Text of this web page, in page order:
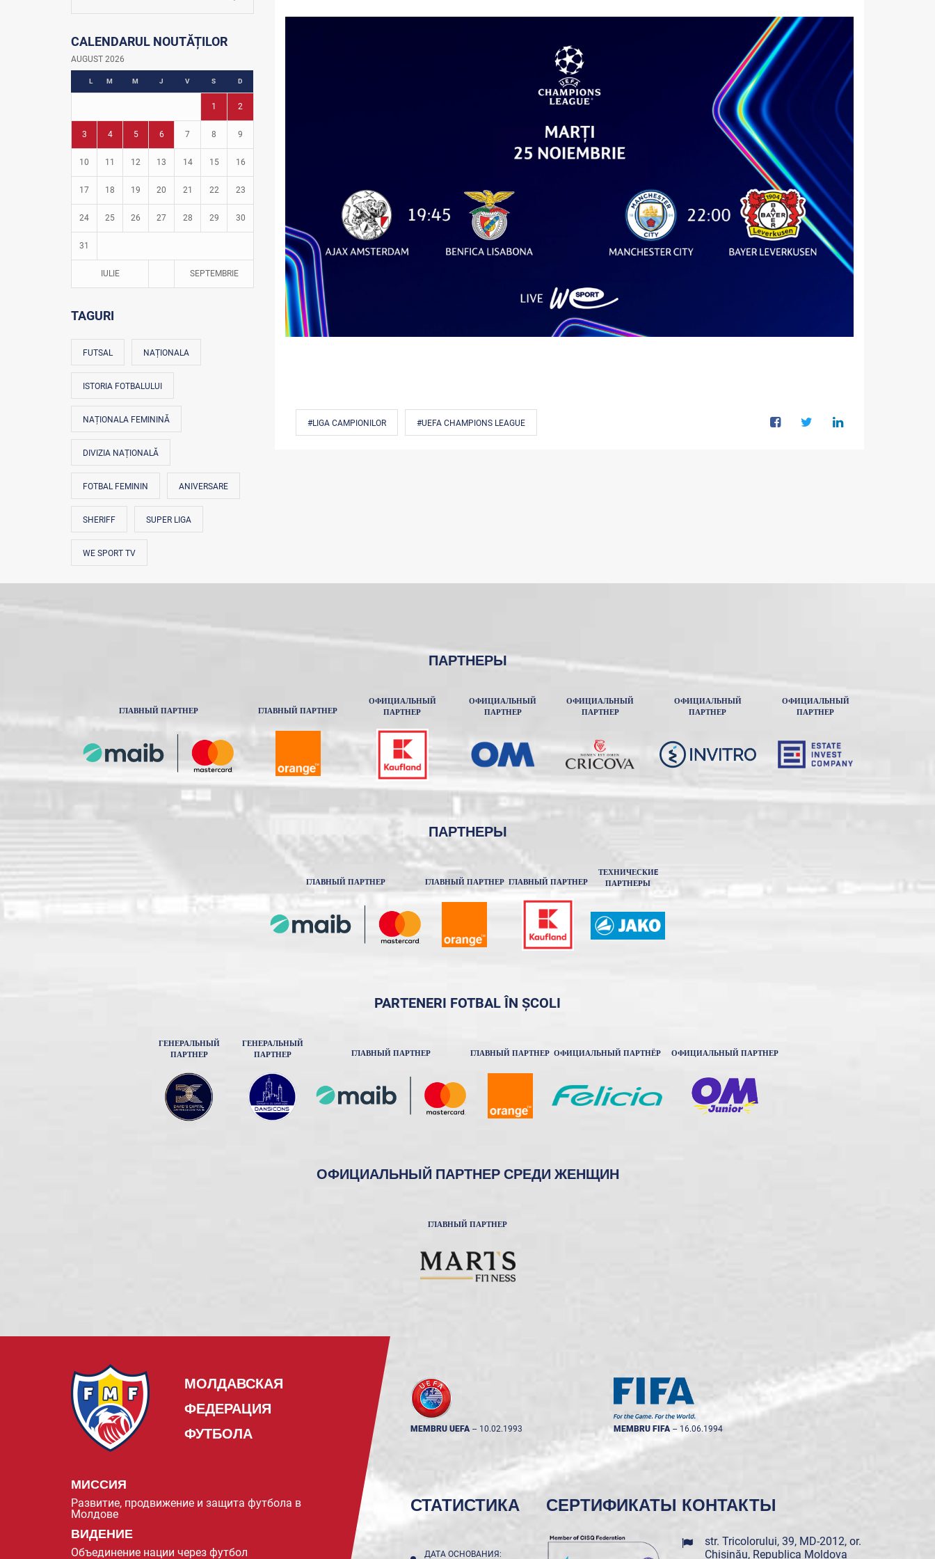
Istoria fotbalului
Turneul Viitorul
Fotbal în grădinițe
CALENDARUL NOUTĂȚILOR
AUGUST 2026
L M M J V S D
1 2
3 4 5 6 7 8 9
10 11 12 13 14 15 16
17 18 19 20 21 22 23
24 25 26 27 28 29 30
31
IULIE SEPTEMBRIE
TAGURI
FUTSAL NAȚIONALA
ISTORIA FOTBALULUI
NAȚIONALA FEMININĂ
DIVIZIA NAȚIONALĂ
FOTBAL FEMININ ANIVERSARE
SHERIFF SUPER LIGA
WE SPORT TV
#LIGA CAMPIONILOR #UEFA CHAMPIONS LEAGUE
ПАРТНЕРЫ
ГЛАВНЫЙ ПАРТНЕР ГЛАВНЫЙ ПАРТНЕР
ОФИЦИАЛЬНЫЙ
ПАРТНЕР
ОФИЦИАЛЬНЫЙ
ПАРТНЕР
ОФИЦИАЛЬНЫЙ
ПАРТНЕР
ОФИЦИАЛЬНЫЙ
ПАРТНЕР
ОФИЦИАЛЬНЫЙ
ПАРТНЕР
ПАРТНЕРЫ
ГЛАВНЫЙ ПАРТНЕР ГЛАВНЫЙ ПАРТНЕР ГЛАВНЫЙ ПАРТНЕР
ТЕХНИЧЕСКИE
ПАРТНЕРЫ
PARTENERI FOTBAL ÎN ȘCOLI
ГЕНЕРАЛЬНЫЙ
ПАРТНЕР
ГЕНЕРАЛЬНЫЙ
ПАРТНЕР
ГЛАВНЫЙ ПАРТНЕР ГЛАВНЫЙ ПАРТНЕР ОФИЦИАЛЬНЫЙ ПАРТНЁР ОФИЦИАЛЬНЫЙ ПАРТНЕР
ОФИЦИАЛЬНЫЙ ПАРТНЕР СРЕДИ ЖЕНЩИН
ГЛАВНЫЙ ПАРТНЕР
МОЛДАВСКАЯ
ФЕДЕРАЦИЯ
ФУТБОЛА
МИССИЯ
Развитие, продвижение и защита футбола в
Молдове
ВИДЕНИЕ
Объединение нации через футбол
MEMBRU UEFA -- 10.02.1993 MEMBRU FIFA -- 16.06.1994
СТАТИСТИКА
ДАТА ОСНОВАНИЯ:
СЕРТИФИКАТЫ КОНТАКТЫ
str. Tricolorului, 39, MD-2012, or.
Chișinău, Republica Moldova